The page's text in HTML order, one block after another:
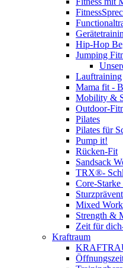
Hip-Hop
Jumping
Lauftraining
Mama fit -
Mobility &
Outdoor-
Pilates
Pilates für
Pump it!
Rücken-Fit
Sandsack
TRX®-
Core-
Mixed
Strength &
Zeit für
Kraftraum